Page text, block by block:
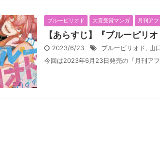
ブルーピリオド 大賞受賞マンガ 月刊ア
【あらすじ】『ブルーピリ
2023/6/23 ブルーピリオド, 山
今回は2023年6月23日発売の『月刊ア